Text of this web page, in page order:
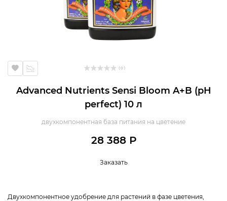
( 0 )
Advanced Nutrients Sensi Bloom A+B (pH
perfect) 10 л
двухкомпонентная база питания на цветение
28 388 Р
Заказать
Двухкомпонентное удобрение для растений в фазе цветения,